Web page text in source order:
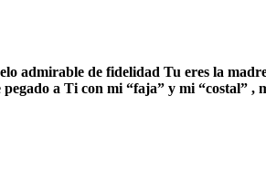
admirable de fidelidad Tu eres la
a Ti con mi “faja” y mi “costal”